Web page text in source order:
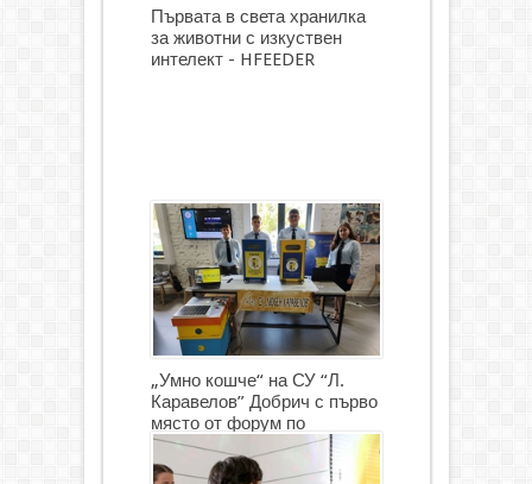
Първата в света хранилка
за животни с изкуствен
интелект - HFEEDER
„Умно кошче“ на СУ “Л.
Каравелов” Добрич с първо
място от форум по
роботика